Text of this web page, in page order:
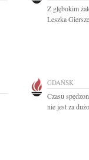
Z głębokim
Leszka
GDAŃSK
Czasu
nie jest za